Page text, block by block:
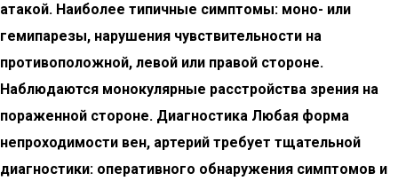
атакой. Наиболее типичные симптомы: моно- или
гемипарезы, нарушения чувствительности на
противоположной, левой или правой стороне.
Наблюдаются монокулярные расстройства зрения на
пораженной стороне. Диагностика Любая форма
непроходимости вен, артерий требует тщательной
диагностики: оперативного обнаружения симптомов и